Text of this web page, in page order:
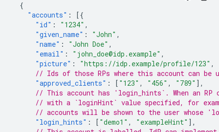
{
"accounts" :
[{
"id" : "1234" ,
"given_name" : "John" ,
"name" : "John Doe" ,
"email" : "john_doe@idp.example" ,
"picture" : "https://idp.example/profile/123" ,
// Ids of those RPs where this account can be
"approved_clients" : [ "123" , "456" , "789" ],
// This account has 'login_hints`. When an
// with a `loginHint` value specified, for
// accounts will be shown to the user whose
"login_hints" : [ "demo1" , "exampleHint" ],